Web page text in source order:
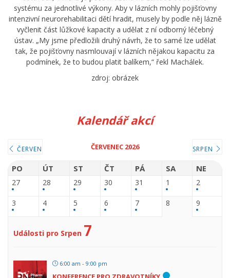
systému za jednotlivé výkony. Aby v lázních mohly pojišťovny
intenzivní neurorehabilitaci dětí hradit, musely by podle něj lázně
vyčlenit část lůžkové kapacity a udělat z ní odborný léčebný
ústav. „My jsme předložili druhý návrh, že to samé lze udělat
tak, že pojišťovny nasmlouvají v lázních nějakou kapacitu za
podmínek, že to budou platit balíkem,“ řekl Machálek.
zdroj: obrázek
Kalendář akcí
ČERVEN ČERVENEC 2026 SRPEN
PO ÚT ST ČT PÁ SA NE
27 28 29 30 31 1 2
3 4 5 6 7 8 9
Události pro Srpen 7
6:00 am - 9:00 pm